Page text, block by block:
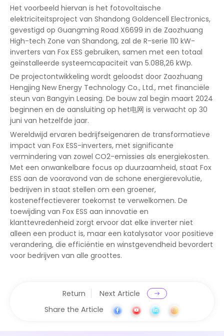
Het voorbeeld hiervan is het fotovoltaïsche
elektriciteitsproject van Shandong Goldencell Electronics,
gevestigd op Guangming Road X6699 in de Zaozhuang
High-tech Zone van Shandong, zal de R-serie 110 kW-
inverters van Fox ESS gebruiken, samen met een totaal
geïnstalleerde systeemcapaciteit van 5.088,26 kWp.
De projectontwikkeling wordt geloodst door Zaozhuang
Hengjing New Energy Technology Co., Ltd., met financiële
steun van Bangyin Leasing. De bouw zal begin maart 2024
beginnen en de aansluiting op het电网 is verwacht op 30
juni van hetzelfde jaar.
Wereldwijd ervaren bedrijfseigenaren de transformatieve
impact van Fox ESS-inverters, met significante
vermindering van zowel CO2-emissies als energiekosten.
Met een onwankelbare focus op duurzaamheid, staat Fox
ESS aan de vooravond van de schone energierevolutie,
bedrijven in staat stellen om een groener,
kosteneffectieverer toekomst te verwelkomen. De
toewijding van Fox ESS aan innovatie en
klanttevredenheid zorgt ervoor dat elke inverter niet
alleen een product is, maar een katalysator voor positieve
verandering, die efficiëntie en winstgevendheid bevordert
voor bedrijven van alle groottes.
Return
Next Article
Share the Article